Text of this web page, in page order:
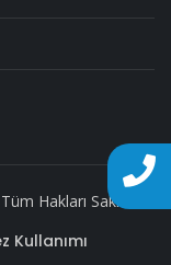
Hakları Saklıdır.
Kullanımı